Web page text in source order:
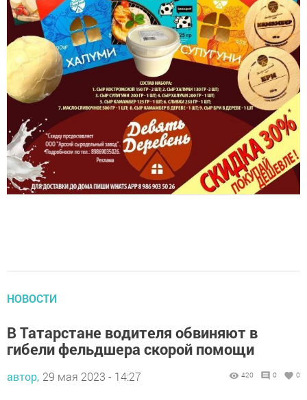
НОВОСТИ
В Татарстане водителя обвиняют в
гибели фельдшера скорой помощи
автор, 29 мая 2023 - 14:27